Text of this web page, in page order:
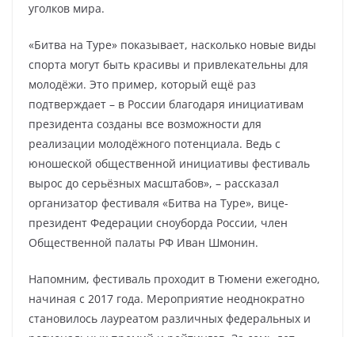
уголков мира.
«Битва на Туре» показывает, насколько новые виды
спорта могут быть красивы и привлекательны для
молодёжи. Это пример, который ещё раз
подтверждает – в России благодаря инициативам
президента созданы все возможности для
реализации молодёжного потенциала. Ведь с
юношеской общественной инициативы фестиваль
вырос до серьёзных масштабов», – рассказал
организатор фестиваля «Битва на Туре», вице-
президент Федерации сноуборда России, член
Общественной палаты РФ Иван Шмонин.
Напомним, фестиваль проходит в Тюмени ежегодно,
начиная с 2017 года. Мероприятие неоднократно
становилось лауреатом различных федеральных и